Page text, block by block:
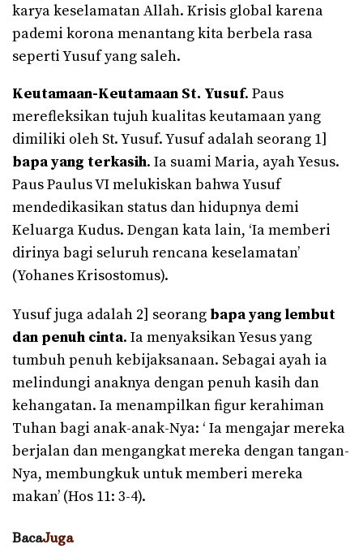
karya keselamatan Allah. Krisis global karena
pademi korona menantang kita berbela rasa
seperti Yusuf yang saleh.
Keutamaan-Keutamaan St. Yusuf. Paus
merefleksikan tujuh kualitas keutamaan yang
dimiliki oleh St. Yusuf. Yusuf adalah seorang 1]
bapa yang terkasih. Ia suami Maria, ayah Yesus.
Paus Paulus VI melukiskan bahwa Yusuf
mendedikasikan status dan hidupnya demi
Keluarga Kudus. Dengan kata lain, ‘Ia memberi
dirinya bagi seluruh rencana keselamatan’
(Yohanes Krisostomus).
Yusuf juga adalah 2] seorang bapa yang lembut
dan penuh cinta. Ia menyaksikan Yesus yang
tumbuh penuh kebijaksanaan. Sebagai ayah ia
melindungi anaknya dengan penuh kasih dan
kehangatan. Ia menampilkan figur kerahiman
Tuhan bagi anak-anak-Nya: ‘ Ia mengajar mereka
berjalan dan mengangkat mereka dengan tangan-
Nya, membungkuk untuk memberi mereka
makan’ (Hos 11: 3-4).
BacaJuga